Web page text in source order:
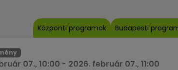
Központi programok Budapesti
07., 10:00 - 2026. február 07., 11:00